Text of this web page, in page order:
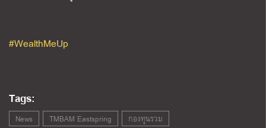
#WealthMeUp
Tags:
News TMBAM Eastspring
กองทุนรวม